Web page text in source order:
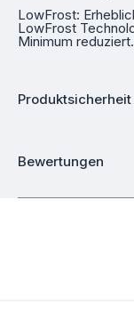
LowFrost:
LowFrost
Minimum
Produktsicherheit
Bewertungen